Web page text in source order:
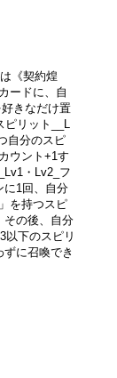
《契約煌
ードに、自
きなだけ置
ピリット__L
自分のスピ
ウント+1す
・Lv2_フ
に1回、自分
を持つスピ
その後、自分
以下のスピリ
に召喚でき